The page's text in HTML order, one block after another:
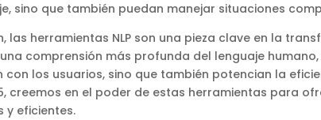
sino que también puedan manejar situaciones
las herramientas NLP son una pieza clave en la
comprensión más profunda del lenguaje
con los usuarios, sino que también potencian la
creemos en el poder de estas herramientas para
y eficientes.